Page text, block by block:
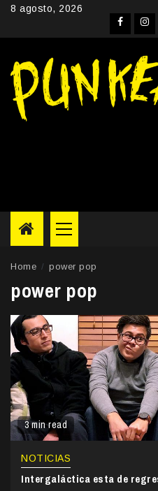
Skip8 agosto, 2026
Primary
Menu
Home power pop
power pop
3 min read
NOTICIAS
Intergaláctica esta de